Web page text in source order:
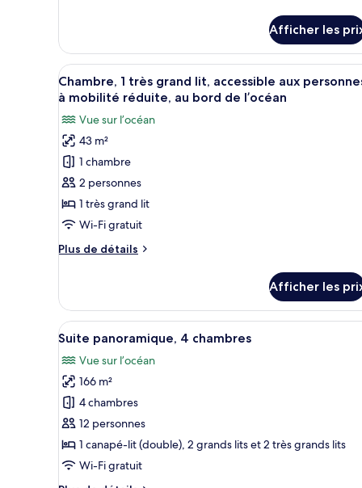
de
l’océan
(Central)
Suite,
au
bord
de
(Central)
Afficher les
Afficher
toutes
photos
pour
ce
type
de
chambre :
1
lit,
accessible
personnes
à
mobilité
réduite,
au
bord
de
Une chambre d’hôtel dotée
9
Chambre, 1 très grand lit, accessible aux
à mobilité réduite, au bord de l’océan
Vue sur l’océan
43 m²
1 chambre
2 personnes
1 très grand lit
Wi-Fi gratuit
Plus de détails
Plus
Chambre,
très
lit,
accessible
aux
personnes
à
mobilité
réduite,
au
Afficher les
Afficher
toutes
les
photos
pour
ce
type
de
chambre :
Une chambre d’hôtel avec
13
Suite panoramique, 4 chambres
Vue sur l’océan
166 m²
4 chambres
12 personnes
1 canapé-lit (double), 2 grands lits et 2 très grands lits
Wi-Fi gratuit